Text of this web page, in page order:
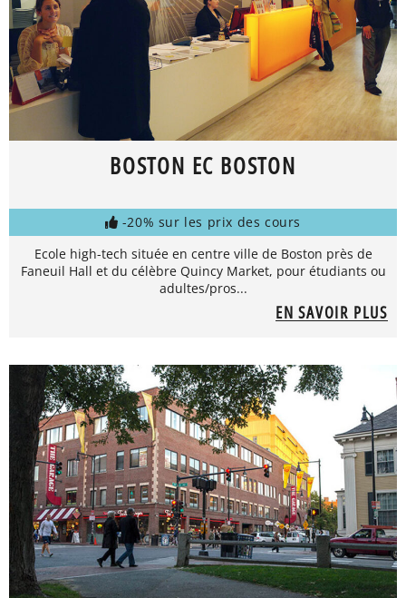
BOSTON EC BOSTON
-20% sur les prix des cours
Ecole high-tech située en centre ville de Boston près de
Faneuil Hall et du célèbre Quincy Market, pour étudiants ou
adultes/pros...
EN SAVOIR PLUS